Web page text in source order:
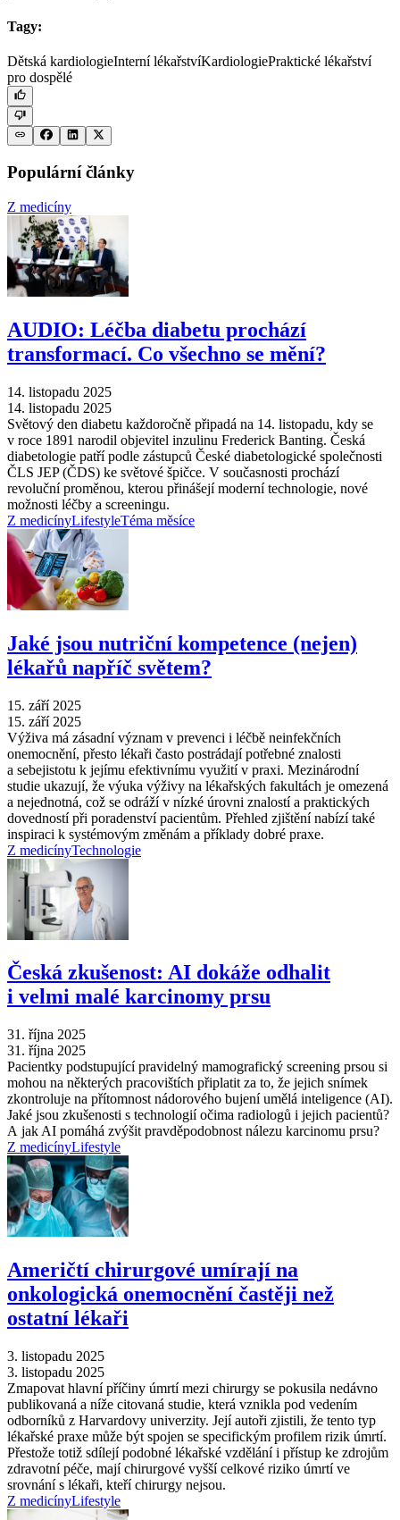
Tagy:
Dětská kardiologieInterní lékařstvíKardiologiePraktické lékařství
pro dospělé
Populární články
Z medicíny
AUDIO: Léčba diabetu prochází
transformací. Co všechno se mění?
14. listopadu 2025
14. listopadu 2025
Světový den diabetu každoročně připadá na 14. listopadu, kdy se
v roce 1891 narodil objevitel inzulinu Frederick Banting. Česká
diabetologie patří podle zástupců České diabetologické společnosti
ČLS JEP (ČDS) ke světové špičce. V současnosti prochází
revoluční proměnou, kterou přinášejí moderní technologie, nové
možnosti léčby a screeningu.
Z medicínyLifestyleTéma měsíce
Jaké jsou nutriční kompetence (nejen)
lékařů napříč světem?
15. září 2025
15. září 2025
Výživa má zásadní význam v prevenci i léčbě neinfekčních
onemocnění, přesto lékaři často postrádají potřebné znalosti
a sebejistotu k jejímu efektivnímu využití v praxi. Mezinárodní
studie ukazují, že výuka výživy na lékařských fakultách je omezená
a nejednotná, což se odráží v nízké úrovni znalostí a praktických
dovedností při poradenství pacientům. Přehled zjištění nabízí také
inspiraci k systémovým změnám a příklady dobré praxe.
Z medicínyTechnologie
Česká zkušenost: AI dokáže odhalit
i velmi malé karcinomy prsu
31. října 2025
31. října 2025
Pacientky podstupující pravidelný mamografický screening prsou si
mohou na některých pracovištích připlatit za to, že jejich snímek
zkontroluje na přítomnost nádorového bujení umělá inteligence (AI).
Jaké jsou zkušenosti s technologií očima radiologů i jejich pacientů?
A jak AI pomáhá zvýšit pravděpodobnost nálezu karcinomu prsu?
Z medicínyLifestyle
Američtí chirurgové umírají na
onkologická onemocnění častěji než
ostatní lékaři
3. listopadu 2025
3. listopadu 2025
Zmapovat hlavní příčiny úmrtí mezi chirurgy se pokusila nedávno
publikovaná a níže citovaná studie, která vznikla pod vedením
odborníků z Harvardovy univerzity. Její autoři zjistili, že tento typ
lékařské praxe může být spojen se specifickým profilem rizik úmrtí.
Přestože totiž sdílejí podobné lékařské vzdělání i přístup ke zdrojům
zdravotní péče, mají chirurgové vyšší celkové riziko úmrtí ve
srovnání s lékaři, kteří chirurgy nejsou.
Z medicínyLifestyle